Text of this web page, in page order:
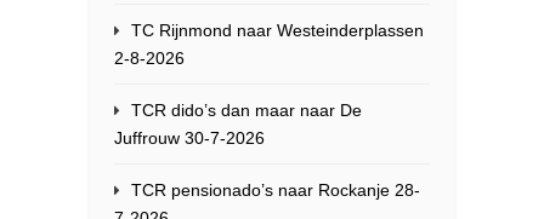
TC Rijnmond naar Westeinderplassen
2-8-2026
TCR dido’s dan maar naar De
Juffrouw 30-7-2026
TCR pensionado’s naar Rockanje 28-